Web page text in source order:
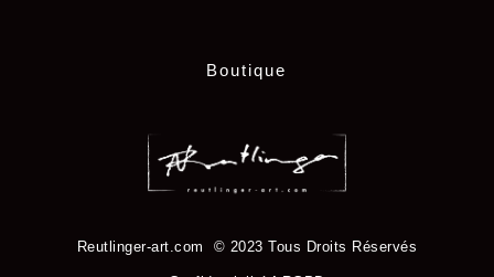
Boutique
Reutlinger-art.com © 2023 Tous Droits Réservés